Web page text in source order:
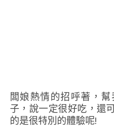
闆娘熱情的招呼著，
子，說一定很好吃，還
的是很特別的體驗呢!